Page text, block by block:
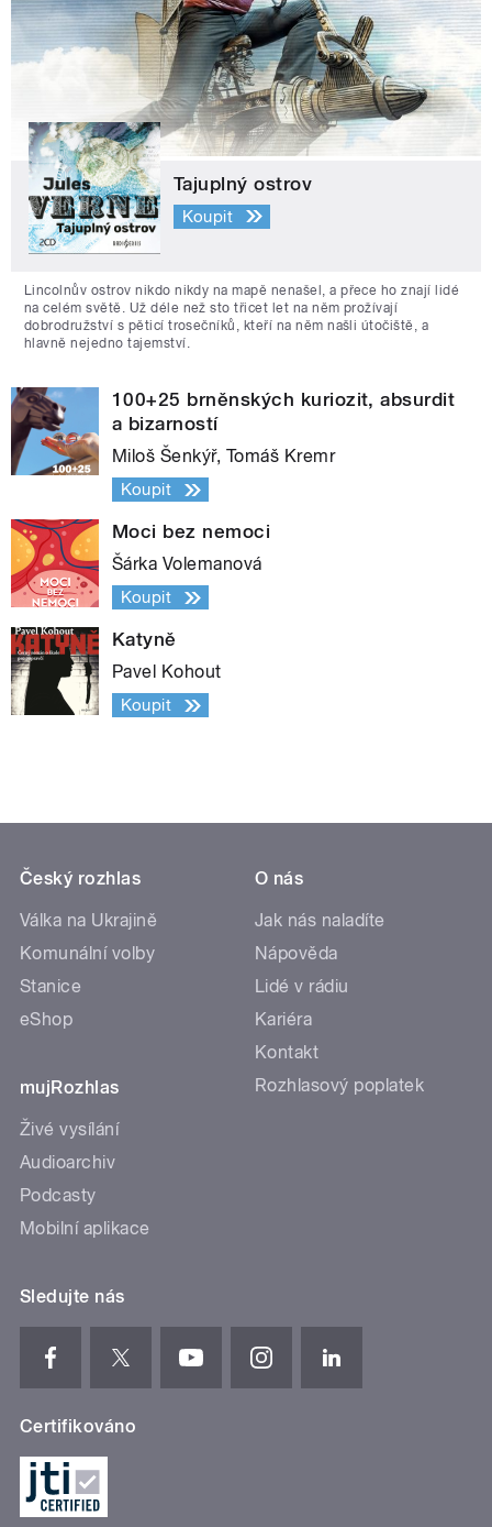
Tajuplný ostrov
Koupit
Lincolnův ostrov nikdo nikdy na mapě nenašel, a přece ho znají lidé
na celém světě. Už déle než sto třicet let na něm prožívají
dobrodružství s pěticí trosečníků, kteří na něm našli útočiště, a
hlavně nejedno tajemství.
100+25 brněnských kuriozit, absurdit
a bizarností
Miloš Šenkýř, Tomáš Kremr
Koupit
Moci bez nemoci
Šárka Volemanová
Koupit
Katyně
Pavel Kohout
Koupit
Český rozhlas
Válka na Ukrajině
Komunální volby
Stanice
eShop
mujRozhlas
Živé vysílání
Audioarchiv
Podcasty
Mobilní aplikace
O nás
Jak nás naladíte
Nápověda
Lidé v rádiu
Kariéra
Kontakt
Rozhlasový poplatek
Sledujte nás
Certifikováno